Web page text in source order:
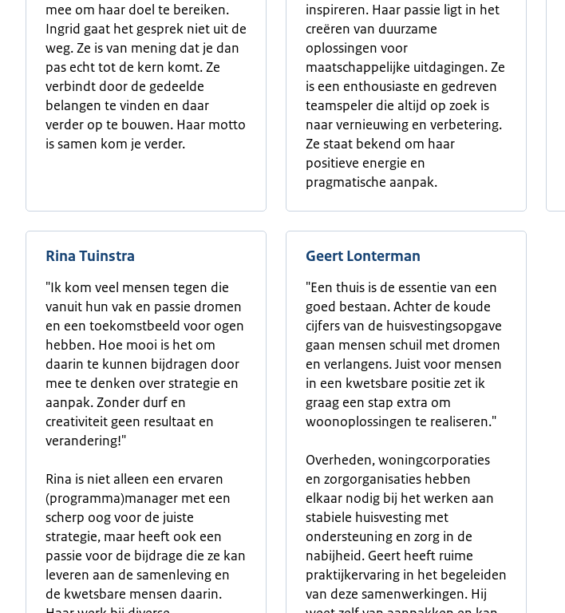
mee om haar doel te bereiken.
Ingrid gaat het gesprek niet uit de
weg. Ze is van mening dat je dan
pas echt tot de kern komt. Ze
verbindt door de gedeelde
belangen te vinden en daar
verder op te bouwen. Haar motto
is samen kom je verder.
inspireren. Haar passie ligt in het
creëren van duurzame
oplossingen voor
maatschappelijke uitdagingen. Ze
is een enthousiaste en gedreven
teamspeler die altijd op zoek is
naar vernieuwing en verbetering.
Ze staat bekend om haar
positieve energie en
pragmatische aanpak.
Rina Tuinstra
"Ik kom veel mensen tegen die
vanuit hun vak en passie dromen
en een toekomstbeeld voor ogen
hebben. Hoe mooi is het om
daarin te kunnen bijdragen door
mee te denken over strategie en
aanpak. Zonder durf en
creativiteit geen resultaat en
verandering!"
Rina is niet alleen een ervaren
(programma)manager met een
scherp oog voor de juiste
strategie, maar heeft ook een
passie voor de bijdrage die ze kan
leveren aan de samenleving en
de kwetsbare mensen daarin.
Geert Lonterman
"Een thuis is de essentie van een
goed bestaan. Achter de koude
cijfers van de huisvestingsopgave
gaan mensen schuil met dromen
en verlangens. Juist voor mensen
in een kwetsbare positie zet ik
graag een stap extra om
woonoplossingen te realiseren."
Overheden, woningcorporaties
en zorgorganisaties hebben
elkaar nodig bij het werken aan
stabiele huisvesting met
ondersteuning en zorg in de
nabijheid. Geert heeft ruime
praktijkervaring in het begeleiden
van deze samenwerkingen. Hij